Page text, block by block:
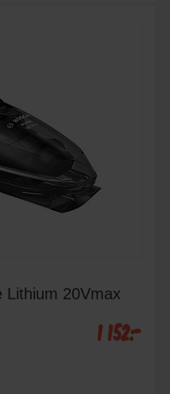
Lithium 20Vmax
1 152:-